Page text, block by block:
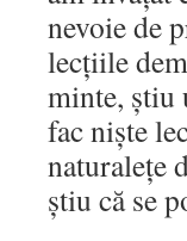
nevoie de
lecțiile
minte, știu
fac niște
naturalețe
știu că se